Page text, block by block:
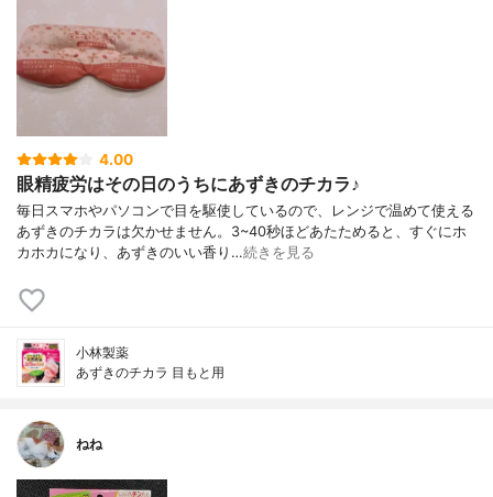
4.00
眼精疲労はその日のうちにあずきのチカラ♪
毎日スマホやパソコンで目を駆使しているので、レンジで温めて使える
あずきのチカラは欠かせません。3~40秒ほどあたためると、すぐにホ
カホカになり、あずきのいい香り…続きを見る
小林製薬
あずきのチカラ 目もと用
ねね